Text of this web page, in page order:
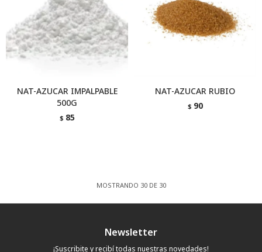
NAT-AZUCAR IMPALPABLE
500G
$ 85
NAT-AZUCAR RUBIO
$ 90
MOSTRANDO 30DE 30
Newsletter
¡Suscribite y recibí todas nuestras novedades!